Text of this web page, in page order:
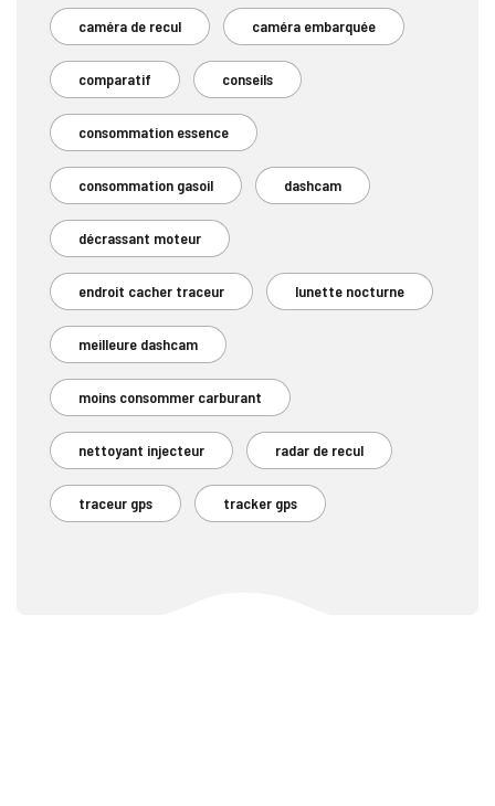
caméra de recul caméra embarquée
comparatif conseils
consommation essence
consommation gasoil dashcam
décrassant moteur
endroit cacher traceur lunette nocturne
meilleure dashcam
moins consommer carburant
nettoyant injecteur radar de recul
traceur gps tracker gps